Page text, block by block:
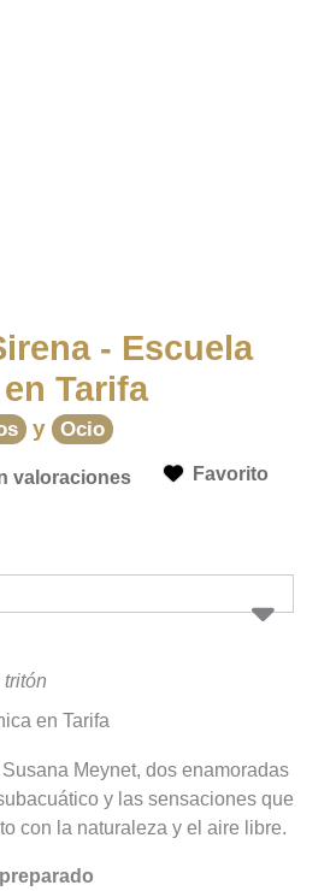
- Escuela
Tarifa
y Ocio
valoraciones Favorito
en Tarifa
Meynet, dos enamoradas
y las sensaciones que
con la naturaleza y el aire libre.